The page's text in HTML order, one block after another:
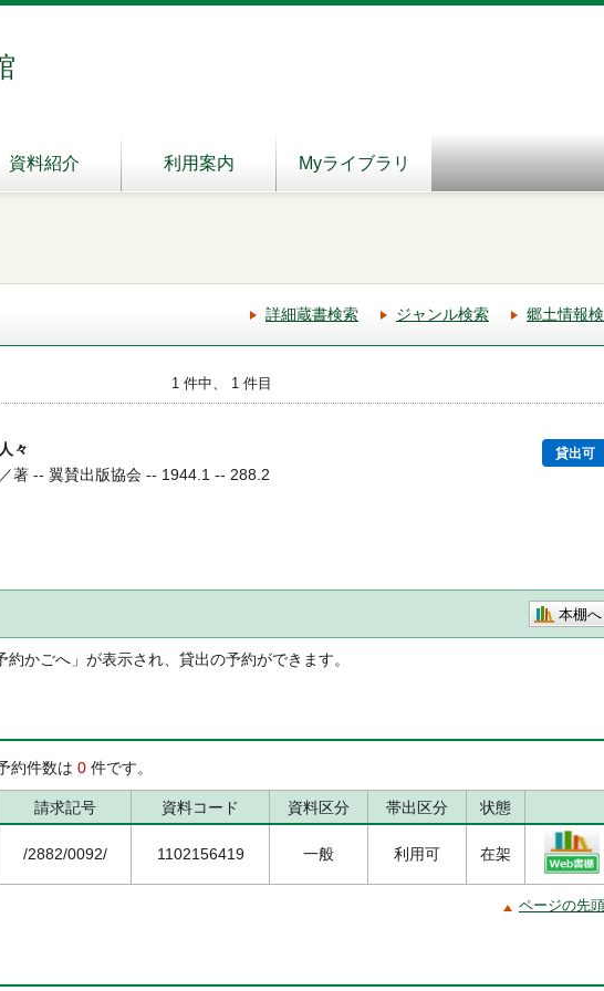
資料紹介 利用案内 Myライブラリ
詳細蔵書検索 ジャンル検索 郷土情報
1 件中、 1 件目
々 貸出可
著 -- 翼賛出版協会 -- 1944.1 -- 288.2
本棚へ
かごへ」が表示され、貸出の予約ができます。
約件数は 0 件です。
請求記号 資料コード 資料区分 帯出区分 状態
/2882/0092/ 1102156419 一般 利用可 在架
ページの先